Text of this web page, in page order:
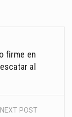
firme en
al
NEXT POST